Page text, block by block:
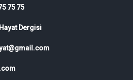
75 75
Dergisi